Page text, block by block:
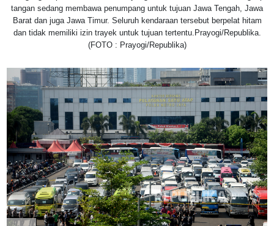
tangan sedang membawa penumpang untuk tujuan Jawa Tengah, Jawa
Barat dan juga Jawa Timur. Seluruh kendaraan tersebut berpelat hitam
dan tidak memiliki izin trayek untuk tujuan tertentu.Prayogi/Republika.
(FOTO : Prayogi/Republika)